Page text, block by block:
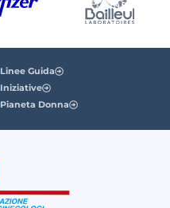
Linee Guida
Iniziative
Pianeta Donna